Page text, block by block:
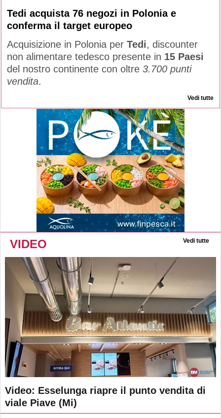
Tedi acquista 76 negozi in Polonia e
conferma il target europeo
Acquisizione in Polonia per Tedi, discounter
non alimentare tedesco presente in 15 Paesi
del nostro continente con oltre 3.700 punti
vendita.
Vedi tutte
VIDEO Vedi tutte
Video: Esselunga riapre il punto vendita di
viale Piave (Mi)